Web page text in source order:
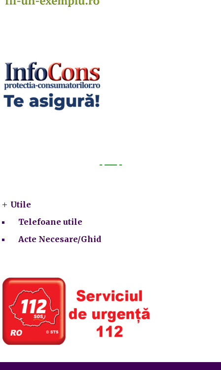
Utile
Telefoane utile
Acte Necesare/Ghid